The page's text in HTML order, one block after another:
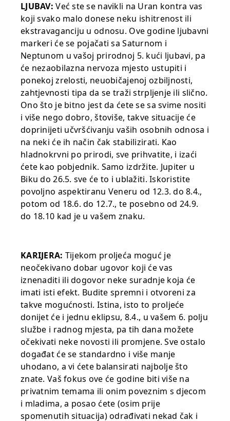
LJUBAV: Već ste se navikli na Uran kontra vas
koji svako malo donese neku ishitrenost ili
ekstravaganciju u odnosu. Ove godine ljubavni
markeri će se pojačati sa Saturnom i
Neptunom u vašoj prirodnoj 5. kući ljubavi, pa
će nezaobilazna nervoza mjesto ustupiti i
ponekoj zrelosti, neuobičajenoj ozbiljnosti,
zahtjevnosti tipa da se traži strpljenje ili slično.
Ono što je bitno jest da ćete se sa svime nositi
i više nego dobro, štoviše, takve situacije će
doprinijeti učvršćivanju vaših osobnih odnosa i
na neki će ih način čak stabilizirati. Kao
hladnokrvni po prirodi, sve prihvatite, i izaći
ćete kao pobjednik. Samo izdržite. Jupiter u
Biku do 26.5. sve će to i ublažiti. Iskoristite
povoljno aspektiranu Veneru od 12.3. do 8.4.,
potom od 18.6. do 12.7., te posebno od 24.9.
do 18.10 kad je u vašem znaku.
KARIJERA: Tijekom proljeća moguć je
neočekivano dobar ugovor koji će vas
iznenaditi ili dogovor neke suradnje koja će
imati isti efekt. Budite spremni i otvoreni za
takve mogućnosti. Istina, isto to proljeće
donijet će i jednu eklipsu, 8.4., u vašem 6. polju
službe i radnog mjesta, pa tih dana možete
očekivati neke novosti ili promjene. Sve ostalo
događat će se standardno i više manje
uhodano, a vi ćete balansirati najbolje što
znate. Vaš fokus ove će godine biti više na
privatnim temama ili onim poveznim s djecom
i mladima, a posao ćete (osim prije
spomenutih situacija) odrađivati nekad čak i